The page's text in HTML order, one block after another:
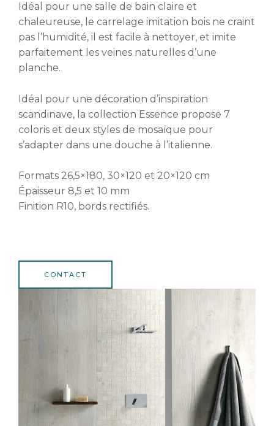
Idéal pour une salle de bain claire et
chaleureuse, le carrelage imitation bois ne craint
pas l’humidité, il est facile à nettoyer, et imite
parfaitement les veines naturelles d’une
planche.
Idéal pour une décoration d’inspiration
scandinave, la collection Essence propose 7
coloris et deux styles de mosaïque pour
s’adapter dans une douche à l’italienne.
Formats 26,5×180, 30×120 et 20×120 cm
Épaisseur 8,5 et 10 mm
Finition R10, bords rectifiés.
CONTACT